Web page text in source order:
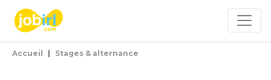
Accueil Stages & alternance
Panneau de gestion des cookies